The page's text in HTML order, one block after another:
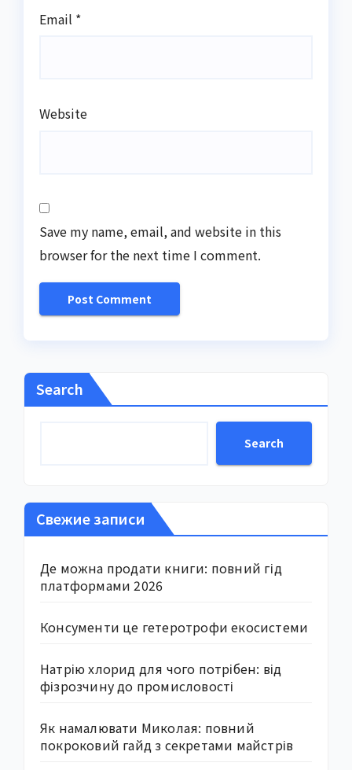
Email *
Website
Save my name, email, and website in this
browser for the next time I comment.
Search
Search
Свежие записи
Де можна продати книги: повний гід
платформами 2026
Консументи це гетеротрофи екосистеми
Натрію хлорид для чого потрібен: від
фізрозчину до промисловості
Як намалювати Миколая: повний
покроковий гайд з секретами майстрів